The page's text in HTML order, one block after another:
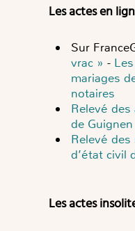
Les actes en
Sur
vrac » -
mariages
notaires
Relevé
de Guignen
Relevé
d’état civil
Les actes